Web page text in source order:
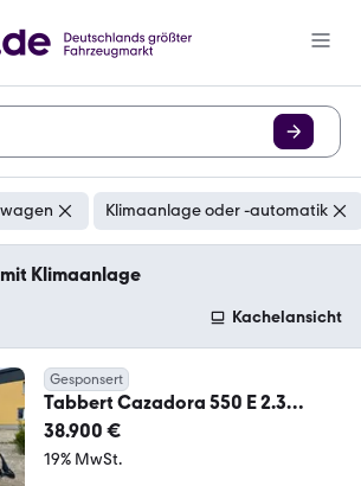
Klimaanlage oder -automatik
Klimaanlage
Kachelansicht
Gesponsert
Tabbert Cazadora 550 E 2.3
KLIMA MOVER FAHRRADTR SAT TV
38.900 €
19% MwSt.